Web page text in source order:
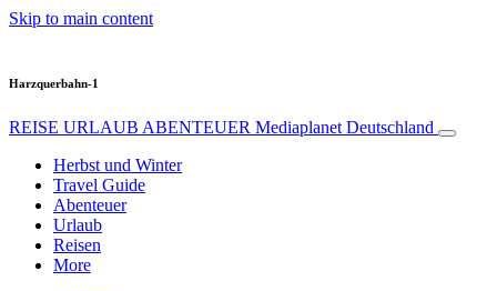
Skip to main content
Harzquerbahn-1
REISE URLAUB ABENTEUER Mediaplanet Deutschland
Herbst und Winter
Travel Guide
Abenteuer
Urlaub
Reisen
More